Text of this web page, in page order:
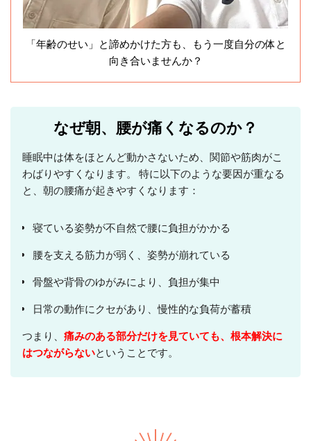
「年齢のせい」と諦めかけた方も、もう一度自分の体と
向き合いませんか？
なぜ朝、腰が痛くなるのか？
睡眠中は体をほとんど動かさないため、関節や筋肉がこ
わばりやすくなります。 特に以下のような要因が重なる
と、朝の腰痛が起きやすくなります：
寝ている姿勢が不自然で腰に負担がかかる
腰を支える筋力が弱く、姿勢が崩れている
骨盤や背骨のゆがみにより、負担が集中
日常の動作にクセがあり、慢性的な負荷が蓄積
つまり、 痛みのある部分だけを見ていても、根本解決に
はつながらないということです。